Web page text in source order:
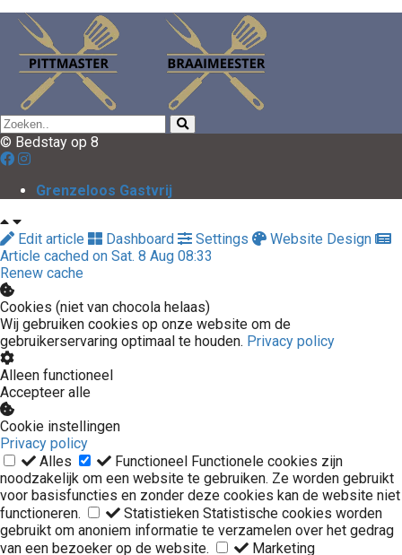
© Bedstay op 8
Grenzeloos Gastvrij
Edit article Dashboard Settings
Website Design
Article cached on Sat. 8 Aug 08:33
Renew cache
Cookies (niet van chocola helaas)
Wij gebruiken cookies op onze website om de
gebruikerservaring optimaal te houden. Privacy policy
Alleen functioneel
Accepteer alle
Cookie instellingen
Privacy policy
Alles
Functioneel Functionele cookies zijn
noodzakelijk om een website te gebruiken. Ze worden gebruikt
voor basisfuncties en zonder deze cookies kan de website niet
functioneren.
Statistieken Statistische cookies worden
gebruikt om anoniem informatie te verzamelen over het gedrag
van een bezoeker op de website.
Marketing